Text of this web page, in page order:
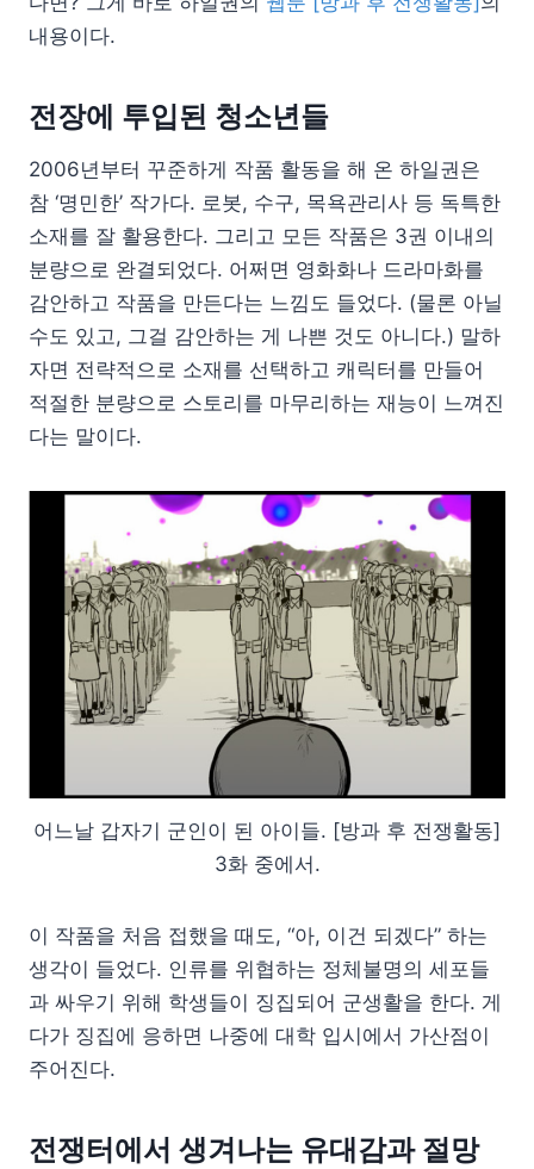
내용이다.
전장에 투입된 청소년들
2006년부터 꾸준하게 작품 활동을 해 온 하일권은
참 ‘명민한’ 작가다. 로봇, 수구, 목욕관리사 등 독특한
소재를 잘 활용한다. 그리고 모든 작품은 3권 이내의
분량으로 완결되었다. 어쩌면 영화화나 드라마화를
감안하고 작품을 만든다는 느낌도 들었다. (물론 아닐
수도 있고, 그걸 감안하는 게 나쁜 것도 아니다.) 말하
자면 전략적으로 소재를 선택하고 캐릭터를 만들어
적절한 분량으로 스토리를 마무리하는 재능이 느껴진
다는 말이다.
어느날 갑자기 군인이 된 아이들. [방과 후 전쟁활동]
3화 중에서.
이 작품을 처음 접했을 때도, “아, 이건 되겠다” 하는
생각이 들었다. 인류를 위협하는 정체불명의 세포들
과 싸우기 위해 학생들이 징집되어 군생활을 한다. 게
다가 징집에 응하면 나중에 대학 입시에서 가산점이
주어진다.
전쟁터에서 생겨나는 유대감과 절망